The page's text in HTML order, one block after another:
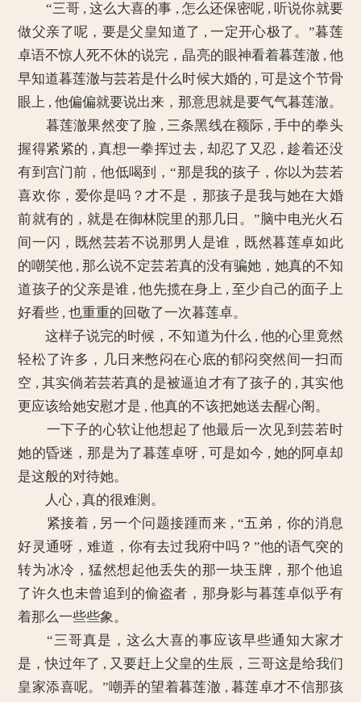
“三哥 , 这么大喜的事 , 怎么还保密呢 , 听说你就要
做父亲了呢，要是父皇知道了 , 一定开心极了。”暮莲
卓语不惊人死不休的说完，晶亮的眼神看着暮莲澈 , 他
早知道暮莲澈与芸若是什么时候大婚的 , 可是这个节骨
眼上 , 他偏偏就要说出来，那意思就是要气气暮莲澈。
暮莲澈果然变了脸 , 三条黑线在额际 , 手中的拳头
握得紧紧的 , 真想一拳挥过去 , 却忍了又忍 , 趁着还没
有到宫门前，他低喝到，“那是我的孩子，你以为芸若
喜欢你，爱你是吗？才不是，那孩子是我与她在大婚
前就有的，就是在御林院里的那几日。”脑中电光火石
间一闪，既然芸若不说那男人是谁，既然暮莲卓如此
的嘲笑他 , 那么说不定芸若真的没有骗她，她真的不知
道孩子的父亲是谁 , 他先揽在身上 , 至少自己的面子上
好看些 , 也重重的回敬了一次暮莲卓。
这样子说完的时候，不知道为什么 , 他的心里竟然
轻松了许多，几日来憋闷在心底的郁闷突然间一扫而
空 , 其实倘若芸若真的是被逼迫才有了孩子的 , 其实他
更应该给她安慰才是 , 他真的不该把她送去醒心阁。
一下子的心软让他想起了他最后一次见到芸若时
她的昏迷，那是为了暮莲卓呀 , 可是如今 , 她的阿卓却
是这般的对待她。
人心 , 真的很难测。
紧接着 , 另一个问题接踵而来 , “五弟，你的消息
好灵通呀，难道，你有去过我府中吗？”他的语气突的
转为冰冷，猛然想起他丢失的那一块玉牌，那个他追
了许久也未曾追到的偷盗者，那身影与暮莲卓似乎有
着那么一些些象。
“三哥真是，这么大喜的事应该早些通知大家才
是，快过年了 , 又要赶上父皇的生辰，三哥这是给我们
皇家添喜呢。”嘲弄的望着暮莲澈 , 暮莲卓才不信那孩